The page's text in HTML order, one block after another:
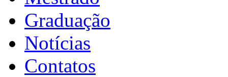
Graduação
Notícias
Contatos